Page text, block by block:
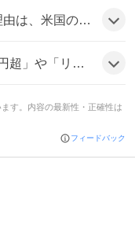
のリスク回避姿勢が強まったため、日経平均の急落が注目されたようだ。
々にまるっと売られてる感じだ」と状況を嘆く雰囲気だ。
す。内容の最新性・正確性は
フィードバック